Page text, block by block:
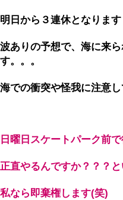
明日から３連休となります
波ありの予想で、海に来
す。。。
海での衝突や怪我に注意
日曜日スケートパーク前
正直やるんですか？？？
私なら即棄権します(笑)